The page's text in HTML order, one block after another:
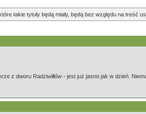
takie tytuły będą miały, będą bez względu na treść
dworu Radziwiłłów - jest już jasno jak w dzień.